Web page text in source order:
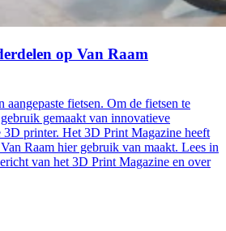
op Van Raam
aangepaste fietsen. Om de fietsen te
gemaakt van innovatieve
3D printer. Het 3D Print Magazine heeft
Raam hier gebruik van maakt. Lees in
van het 3D Print Magazine en over